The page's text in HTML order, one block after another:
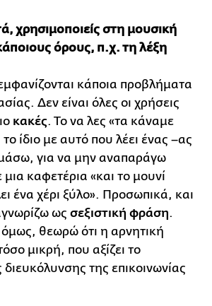
χρησιμοποιείς στη μουσική
όρους, π.χ. τη λέξη
κάποια προβλήματα
Δεν είναι όλες οι χρήσεις
κακές. Το να λες «τα κάναμε
το ίδιο με αυτό που λέει ένας –ας
για να μην αναπαράγω
καφετέρια «και το μουνί
ένα χέρι ξύλο». Προσωπικά, και
ως σεξιστική φράση.
θεωρώ ότι η αρνητική
μικρή, που αξίζει το
της επικοινωνίας